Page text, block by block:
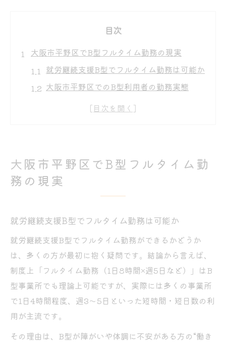
目次
大阪市平野区でB型フルタイム勤務の現実
就労継続支援B型でフルタイム勤務は可能か
大阪市平野区でのB型利用者の勤務実態
フルタイム希望者に多い就労継続支援B型の
援B型の注意点
就労継続支援B型の工賃が安い理由を探る
工賃に影響する就労継続支援B型の制度上の
仕組み
大阪市平野区の就労継続支援B型における工
賃事情
フルタイム勤務でも工賃が上がりにくい理
由
作業内容と就労継続支援B型の報酬体系の関
係
大阪市平野区でB型フルタイム勤
務の現実
就労継続支援B型でフルタイム勤務は可能か
就労継続支援B型でフルタイム勤務ができるかどうか
は、多くの方が最初に抱く疑問です。結論から言えば、
制度上「フルタイム勤務（1日8時間×週5日など）」はB
型事業所でも理論上可能ですが、実際には多くの事業所
で1日4時間程度、週3〜5日といった短時間・短日数の利
用が主流です。
その理由は、B型が障がいや体調に不安がある方の“働き